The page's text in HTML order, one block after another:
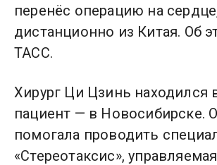
перенёс операцию на
дистанционно из Китая. Об
ТАСС.
Хирург Ци Цзинь находился
пациент — в Новосибирске.
помогала проводить
«Стереотаксис»,